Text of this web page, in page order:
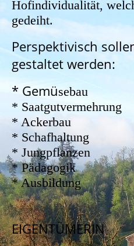
Hofindividualität,
gedeiht.
Perspektivisch
gestaltet werden:
* Gemüsebau
* Saatgutvermehrung
* Ackerbau
* Schafhaltung
* Jungpflanzen
* Pädagogik
* Ausbildung
EIGENTÜMERIN